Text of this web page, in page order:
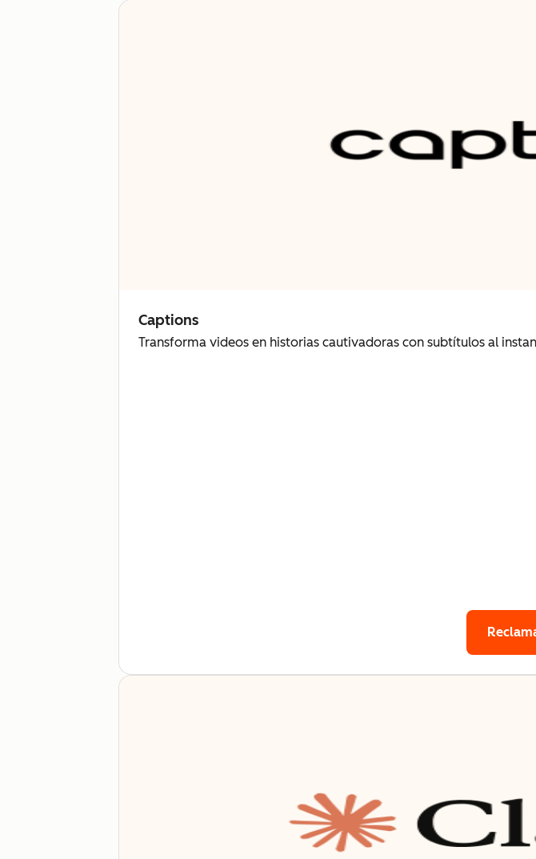
Captions
Transforma videos en historias cautivadoras con subtítulos al